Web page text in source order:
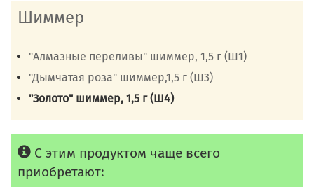
Шиммер
"Алмазные переливы" шиммер, 1,5 г (Ш1)
"Дымчатая роза" шиммер,1,5 г (Ш3)
"Золото" шиммер, 1,5 г (Ш4)
С этим продуктом чаще всего
приобретают: